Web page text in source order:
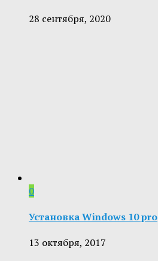
28 сентября, 2020
0
Установка Windows 10 pro
13 октября, 2017